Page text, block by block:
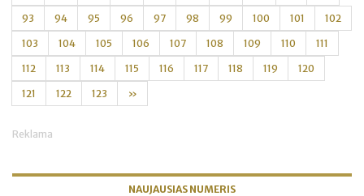
93 94 95 96 97 98 99 100 101 102
103 104 105 106 107 108 109 110 111
112 113 114 115 116 117 118 119 120
121 122 123 »
Reklama
NAUJAUSIAS NUMERIS